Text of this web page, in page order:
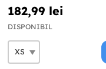
182,99 lei
DISPONIBIL